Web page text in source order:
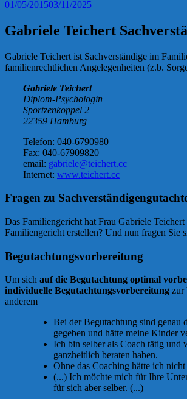
01/05/201503/11/2025
Gabriele Teichert
Gabriele Teichert ist Sachverständige im
familienrechtlichen Angelegenheiten (z.b.
Gabriele Teichert
Diplom-Psychologin
Sportzenkoppel 2
22359 Hamburg
Telefon: 040-6790980
Fax: 040-67909820
email: gabriele@teichert.cc
Internet: www.teichert.cc
Fragen zu
Das Familiengericht hat Frau Gabriele
Familiengericht erstellen? Und nun fragen Sie
Begutachtungsvorbereitung
Um sich auf die Begutachtung optimal
individuelle Begutachtungsvorbereitung zur
anderem
Bei der Begutachtung sind genau
gegeben und hätte meine
Ich bin selber als Coach tätig und
ganzheitlich beraten haben.
Ohne das Coaching hätte ich
(...) Ich möchte mich für Ihre
für sich aber selber. (...)